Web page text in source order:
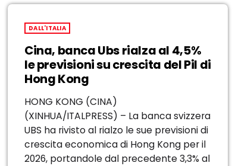
DALL'ITALIA
Cina, banca Ubs rialza al 4,5%
le previsioni su crescita del Pil di
Hong Kong
HONG KONG (CINA)
(XINHUA/ITALPRESS) – La banca svizzera
UBS ha rivisto al rialzo le sue previsioni di
crescita economica di Hong Kong per il
2026, portandole dal precedente 3,3% al